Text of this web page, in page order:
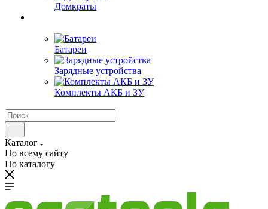
Домкраты
Батареи
Зарядные устройства
Комплекты АКБ и ЗУ
Каталог
По всему сайту
По каталогу